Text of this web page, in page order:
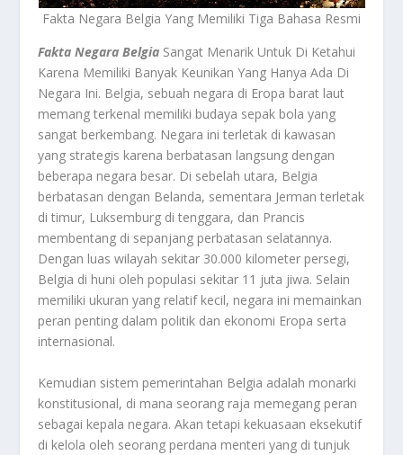
Fakta Negara Belgia Yang Memiliki Tiga Bahasa Resmi
Fakta Negara Belgia Sangat Menarik Untuk Di Ketahui
Karena Memiliki Banyak Keunikan Yang Hanya Ada Di
Negara Ini. Belgia, sebuah negara di Eropa barat laut
memang terkenal memiliki budaya sepak bola yang
sangat berkembang. Negara ini terletak di kawasan
yang strategis karena berbatasan langsung dengan
beberapa negara besar. Di sebelah utara, Belgia
berbatasan dengan Belanda, sementara Jerman terletak
di timur, Luksemburg di tenggara, dan Prancis
membentang di sepanjang perbatasan selatannya.
Dengan luas wilayah sekitar 30.000 kilometer persegi,
Belgia di huni oleh populasi sekitar 11 juta jiwa. Selain
memiliki ukuran yang relatif kecil, negara ini memainkan
peran penting dalam politik dan ekonomi Eropa serta
internasional.
Kemudian sistem pemerintahan Belgia adalah monarki
konstitusional, di mana seorang raja memegang peran
sebagai kepala negara. Akan tetapi kekuasaan eksekutif
di kelola oleh seorang perdana menteri yang di tunjuk